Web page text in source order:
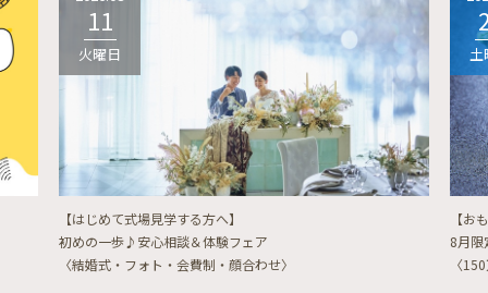
11
火曜日
【はじめて式場見学する方へ】
初めの一歩♪安心相談＆体験フェア
〈結婚式・フォト・会費制・顔合わせ〉
土
【お
8月限
〈